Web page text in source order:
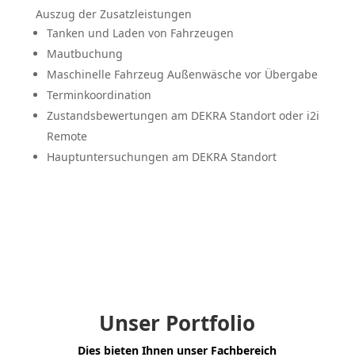
Auszug der Zusatz­leis­tungen
Tanken und Laden von Fahrzeugen
Mautbu­chung
Maschi­nelle Fahrzeug Außen­wäsche vor Übergabe
Termin­ko­or­di­nation
Zustands­be­wer­tungen am DEKRA Standort oder i2i
Remote
Haupt­un­ter­su­chungen am DEKRA Standort
Unser Portfolio
Dies bieten Ihnen unser Fachbe­reich